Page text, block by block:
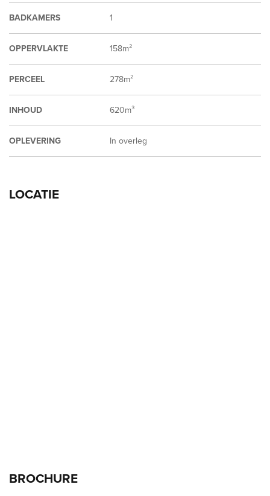
BADKAMERS 1
OPPERVLAKTE 158m²
PERCEEL 278m²
INHOUD 620m³
OPLEVERING In overleg
LOCATIE
BROCHURE